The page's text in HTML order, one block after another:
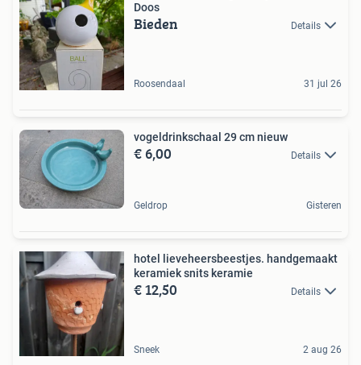
Doos
Bieden Details
Roosendaal 31 jul 26
vogeldrinkschaal 29 cm nieuw
€ 6,00 Details
Geldrop Gisteren
hotel lieveheersbeestjes. handgemaakt
keramiek snits keramie
€ 12,50 Details
Sneek 2 aug 26